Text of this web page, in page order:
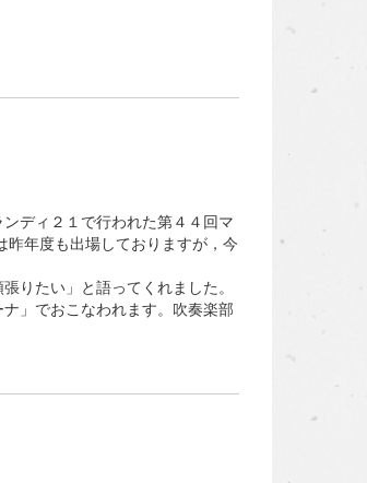
ディ２１で行われた第４４回マ
年度も出場しておりますが，今
りたい」と語ってくれました。
」でおこなわれます。吹奏楽部